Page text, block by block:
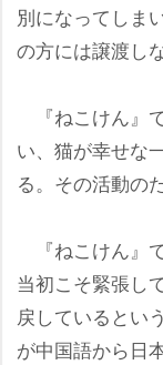
別になってしま
の方には譲渡し
『ねこけん』
い、猫が幸せな
る。その活動の
『ねこけん』
当初こそ緊張し
戻しているとい
が中国語から日